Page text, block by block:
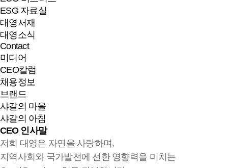
ESG 자료실
대영서재
대영소식
Contact
미디어
CEO칼럼
채용정보
브랜드
샤갈의 마을
샤갈의 아침
CEO 인사말
저희 대영은 자연을 사랑하며,
지역사회와 국가발전에 선한 영향력을 미치는